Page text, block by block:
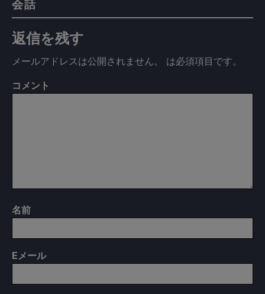
会話
返信を残す
メールアドレスは公開されません。 は必須項目です。
コメント
名前
E メール